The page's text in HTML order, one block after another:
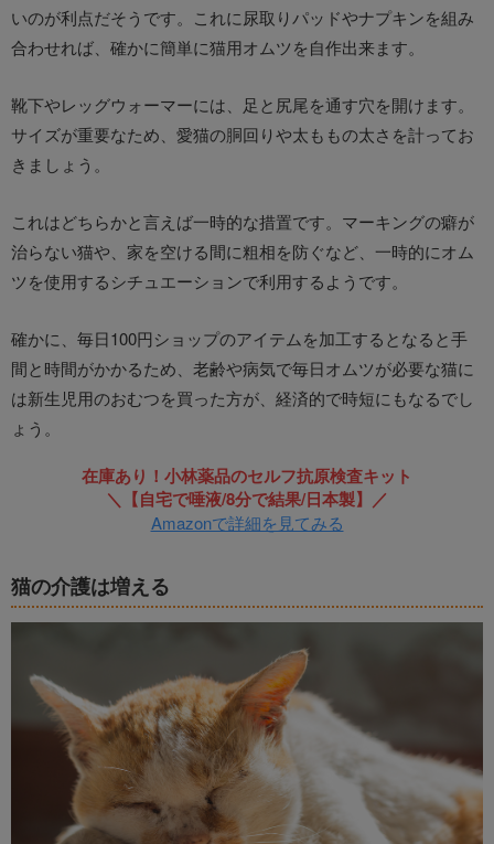
いのが利点だそうです。これに尿取りパッドやナプキンを組み
合わせれば、確かに簡単に猫用オムツを自作出来ます。
靴下やレッグウォーマーには、足と尻尾を通す穴を開けます。
サイズが重要なため、愛猫の胴回りや太ももの太さを計ってお
きましょう。
これはどちらかと言えば一時的な措置です。マーキングの癖が
治らない猫や、家を空ける間に粗相を防ぐなど、一時的にオム
ツを使用するシチュエーションで利用するようです。
確かに、毎日100円ショップのアイテムを加工するとなると手
間と時間がかかるため、老齢や病気で毎日オムツが必要な猫に
は新生児用のおむつを買った方が、経済的で時短にもなるでし
ょう。
在庫あり！小林薬品のセルフ抗原検査キット
＼【自宅で唾液/8分で結果/日本製】／
Amazonで詳細を見てみる
猫の介護は増える